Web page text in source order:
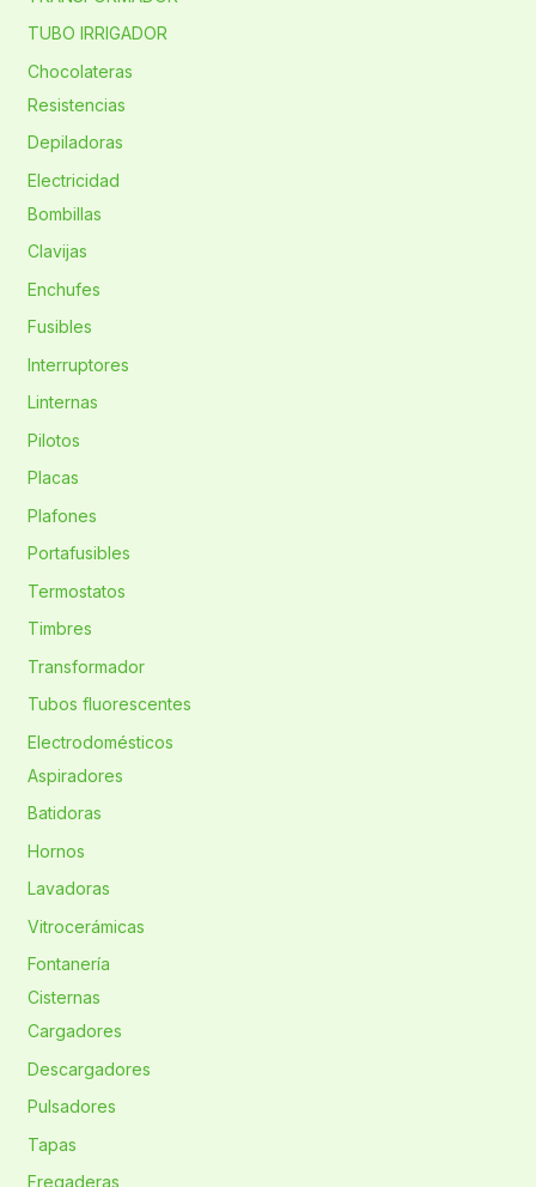
TUBO IRRIGADOR
Chocolateras
Resistencias
Depiladoras
Electricidad
Bombillas
Clavijas
Enchufes
Fusibles
Interruptores
Linternas
Pilotos
Placas
Plafones
Portafusibles
Termostatos
Timbres
Transformador
Tubos fluorescentes
Electrodomésticos
Aspiradores
Batidoras
Hornos
Lavadoras
Vitrocerámicas
Fontanería
Cisternas
Cargadores
Descargadores
Pulsadores
Tapas
Fregaderas